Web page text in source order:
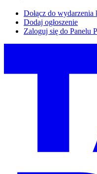
Dołącz do wydarzenia
Dodaj ogłoszenie
Zaloguj się do Panelu